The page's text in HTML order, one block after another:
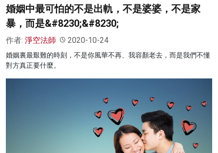
婚姻中最可怕的不是出軌，不是婆婆，不是家
暴，而是&#8230;&#8230;
作者: 淨空法師 2020-10-24
婚姻裏最艱難的時刻，不是你風華不再、我容顏老去，而是我們不懂
對方真正要什麼。